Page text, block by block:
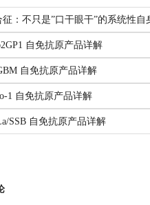
）
病信息报告
）
原体
挑战
2026.06.22
查看全部共识
：不只是”口干眼干”的系统性自
自免抗原产品详解
自免抗原产品详解
1 自免抗原产品详解
SSB 自免抗原产品详解